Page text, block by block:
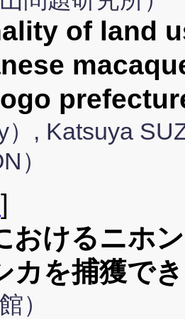
of land
）, Katsuya
）
]
おけるニホ
カを捕獲で
）